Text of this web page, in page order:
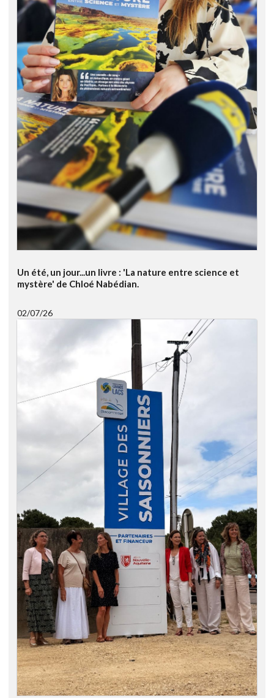
Un été, un jour...un livre : 'La nature entre science et
mystère' de Chloé Nabédian.
02/07/26